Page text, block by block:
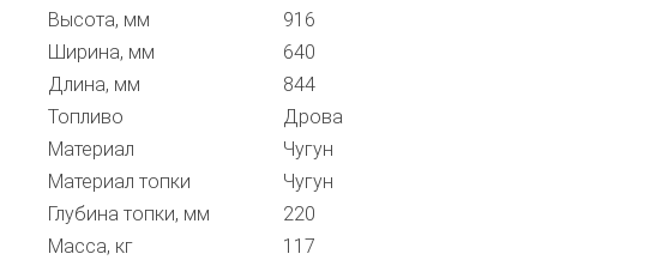
Высота, мм
916
Ширина, мм
640
Длина, мм
844
Топливо
Дрова
Материал
Чугун
Материал топки
Чугун
Глубина топки, мм
220
Масса, кг
117